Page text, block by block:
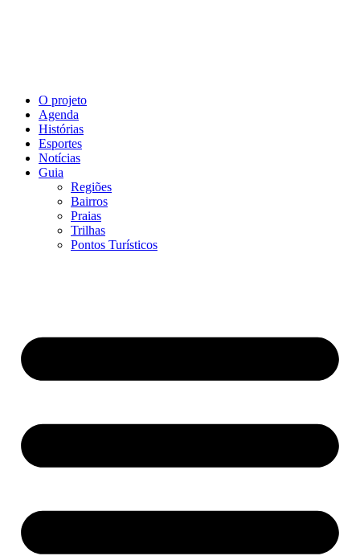
O projeto
Agenda
Histórias
Esportes
Notícias
Guia
Regiões
Bairros
Praias
Trilhas
Pontos Turísticos